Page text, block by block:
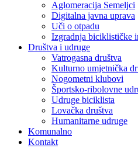
Aglomeracija Semeljci
Digitalna javna uprava
Uči o otpadu
Izgradnja biciklističke
Društva i udruge
Vatrogasna društva
Kulturno umjetnička
Nogometni klubovi
Športsko-ribolovne
Udruge biciklista
Lovačka društva
Humanitarne udruge
Komunalno
Kontakt